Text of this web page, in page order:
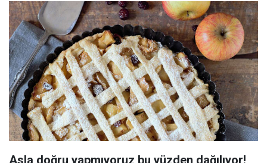
Asla doğru yapmıyoruz bu yüzden dağılıyor!